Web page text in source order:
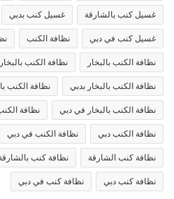
غسيل كنب بالشارقة غسيل كنب بدبي
غسيل كنب في دبي نظافة الكنب
نظافة الكنب بالبخار نظافة الكنب
نظافة الكنب بالبخار بدبي نظافة الكنب
نظافة الكنب بالبخار في دبي نظافة
نظافة الكنب دبي نظافة الكنب في دبي
نظافة كنب الشارقة نظافة كنب
نظافة كنب دبي نظافة كنب في دبي